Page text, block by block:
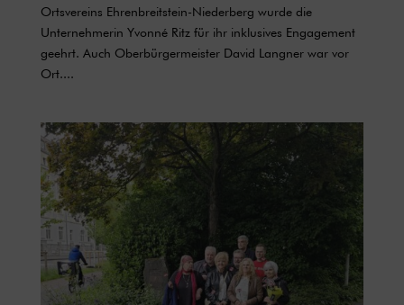
Ortsvereins Ehrenbreitstein-Niederberg wurde die
Unternehmerin Yvonné Ritz für ihr inklusives Engagement
geehrt. Auch Oberbürgermeister David Langner war vor
Ort....